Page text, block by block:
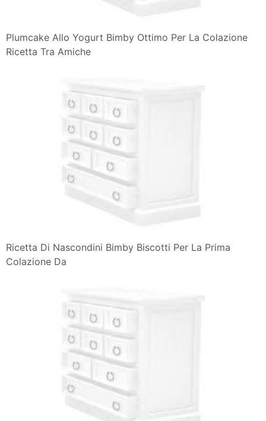
Plumcake Allo Yogurt Bimby Ottimo Per La Colazione
Ricetta Tra Amiche
Ricetta Di Nascondini Bimby Biscotti Per La Prima
Colazione Da